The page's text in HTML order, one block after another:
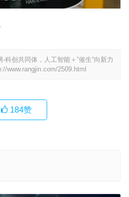
科创共同体，人工智能＋”催生“向新力
www.rangjin.com/2509.html
184赞